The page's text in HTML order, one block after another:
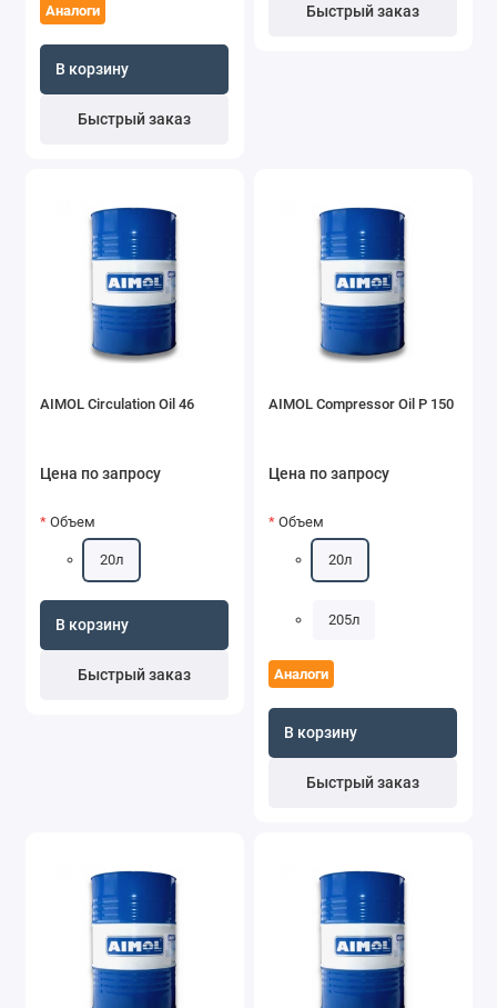
Аналоги
В корзину
Быстрый заказ
Быстрый заказ
AIMOL Circulation Oil 46
Цена по запросу
Объем
20л
В корзину
Быстрый заказ
AIMOL Compressor Oil P 150
Цена по запросу
Аналоги
Объем
20л
205л
В корзину
Быстрый заказ